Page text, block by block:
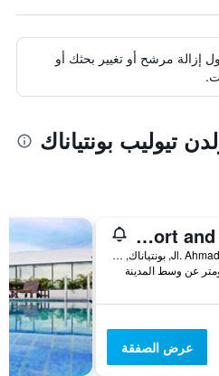
إزالة مرشح أو تغيير بحثك أو
تيوليب بونتياناك
Gardenia Resort and Spa
Jl. Ahmad Yani 2, بونتياناك, إندونيسيا
عرض الصفقة